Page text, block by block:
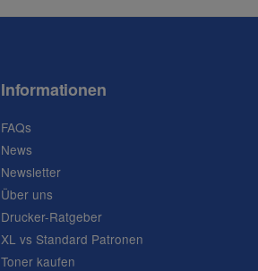
Informationen
FAQs
News
Newsletter
Über uns
Drucker-Ratgeber
XL vs Standard Patronen
Toner kaufen